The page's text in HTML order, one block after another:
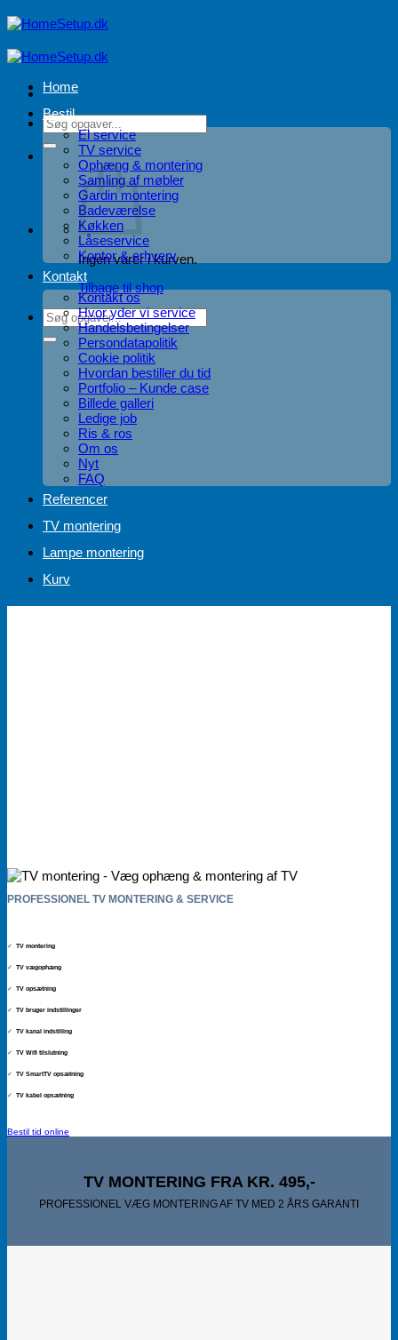
Fortsæt
til
Søg
efter:
Ingen varer i kurven.
Tilbage til shop
Søg
efter:
Home
Bestil
El service
TV service
Ophæng & montering
Samling af møbler
Gardin montering
Badeværelse
Køkken
Låseservice
Kontor & erhverv
Kontakt
Kontakt os
Hvor yder vi service
Handelsbetingelser
Persondatapolitik
Cookie politik
Hvordan bestiller du tid
Portfolio – Kunde case
Billede galleri
Ledige job
Ris & ros
Om os
Nyt
FAQ
Referencer
TV montering
Lampe montering
Kurv
PROFESSIONEL TV MONTERING & SERVICE
✓ TV montering
✓ TV vægophæng
✓ TV opsætning
✓ TV bruger indstillinger
✓ TV kanal indstilling
✓ TV Wifi tilslutning
✓ TV SmartTV opsætning
✓ TV kabel opsætning
Bestil tid online
TV MONTERING FRA KR. 495,-
PROFESSIONEL VÆG MONTERING AF TV MED 2 ÅRS GARANTI